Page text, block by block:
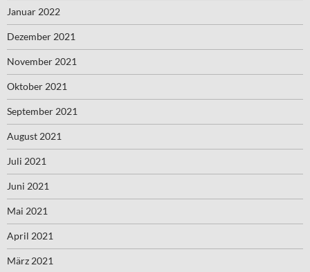
Januar 2022
Dezember 2021
November 2021
Oktober 2021
September 2021
August 2021
Juli 2021
Juni 2021
Mai 2021
April 2021
März 2021